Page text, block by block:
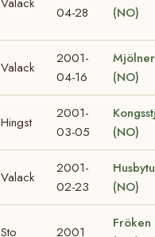
04-28
(NO)
Valack
2001-
04-16
(NO)
Hingst
2001-
03-05
(NO)
Valack
2001-
02-23
(NO)
Sto 2001